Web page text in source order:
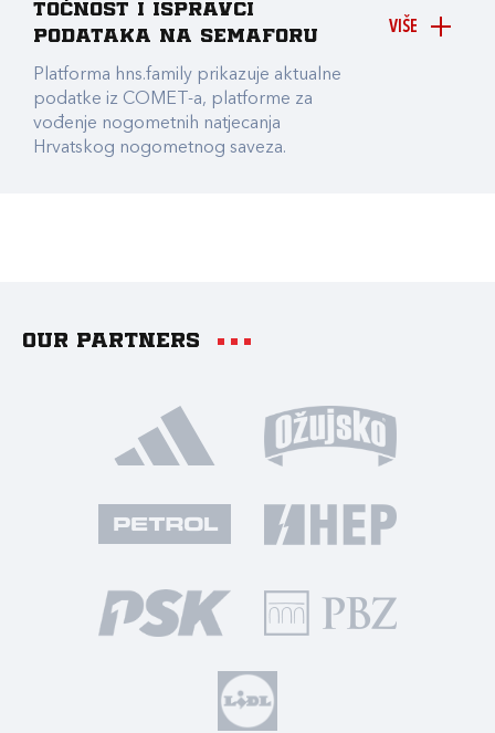
VIŠE
točnost i ispravci
podataka na Semaforu
Platforma hns.family prikazuje aktualne
podatke iz COMET-a, platforme za
vođenje nogometnih natjecanja
Hrvatskog nogometnog saveza.
Our partners